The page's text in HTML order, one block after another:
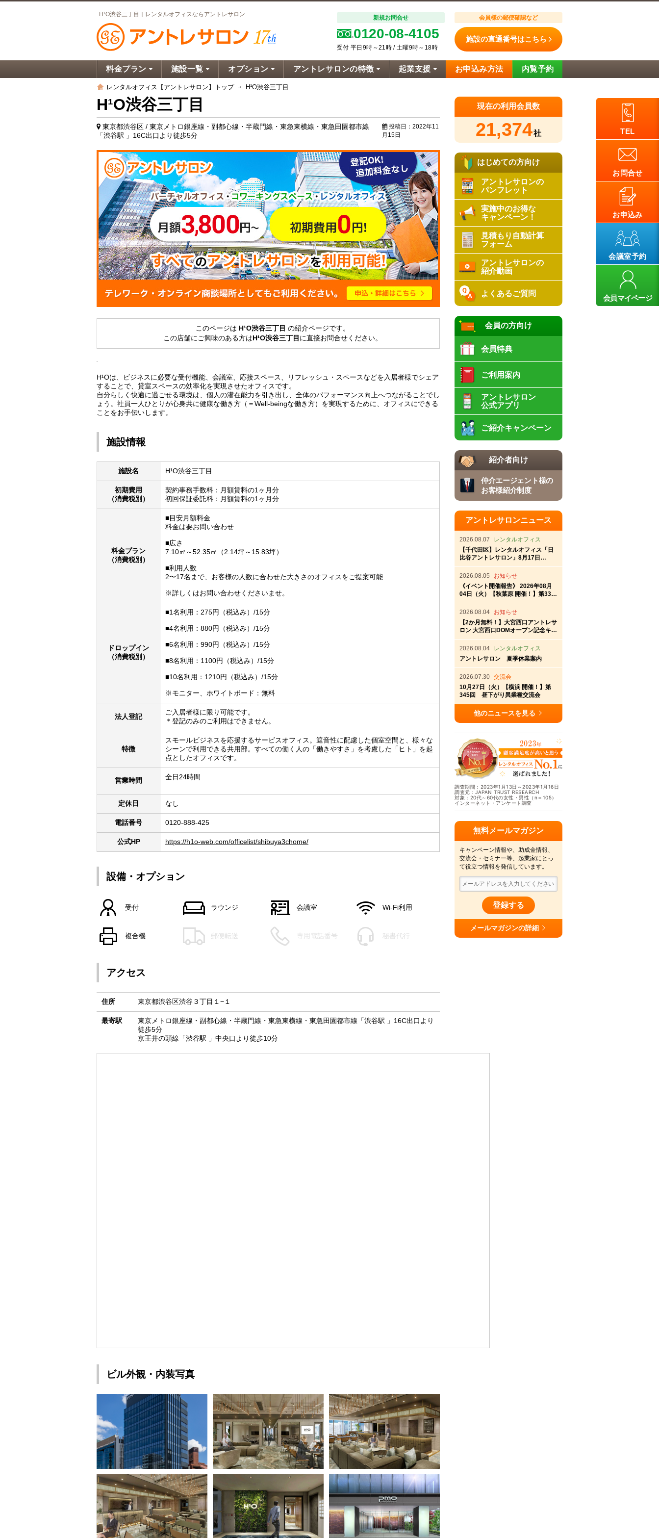
H¹O渋谷三丁目｜レンタルオフィスならアントレサロン 新規お問合せ
0120-08-4105
受付 平日9時～21時 / 土曜9時～18時
会員様の郵便確認など
施設の直通番号はこちら
料金プラン 施設一覧 オプション アントレサロンの特徴 起業支援 お申込み方法 内覧予約
レンタルオフィス【アントレサロン】トップ H¹O渋谷三丁目
H¹O渋谷三丁目
東京都渋谷区 / 東京メトロ銀座線・副都心線・半蔵門線・東急東横線・東急田園都市線
「渋谷駅 」16C出口より徒歩5分
投稿日：2022年11
月15日
このページは H¹O渋谷三丁目 の紹介ページです。
この店舗にご興味のある方は H¹O渋谷三丁目 に直接お問合せください。
H¹Oは、ビジネスに必要な受付機能、会議室、応接スペース、リフレッシュ・スペースなどを入居者様でシェア
することで、貸室スペースの効率化を実現させたオフィスです。
自分らしく快適に過ごせる環境は、個人の潜在能力を引き出し、全体のパフォーマンス向上へつながることでし
ょう。社員一人ひとりが心身共に健康な働き方（＝Well-beingな働き方）を実現するために、オフィスにできる
ことをお手伝いします。
施設情報
施設名 H¹O渋谷三丁目
初期費用
（消費税別）
契約事務手数料：月額賃料の1ヶ月分
初回保証委託料：月額賃料の1ヶ月分
料金プラン
（消費税別）
■目安月額料金
料金は要お問い合わせ
■広さ
7.10㎡～52.35㎡（2.14坪～15.83坪）
■利用人数
2〜17名まで、お客様の人数に合わせた大きさのオフィスをご提案可能
※詳しくはお問い合わせくださいませ。
ドロップイン
（消費税別）
■1名利用：275円（税込み）/15分
■4名利用：880円（税込み）/15分
■6名利用：990円（税込み）/15分
■8名利用：1100円（税込み）/15分
■10名利用：1210円（税込み）/15分
※モニター、ホワイトボード：無料
法人登記
ご入居者様に限り可能です。
＊登記のみのご利用はできません。
特徴
スモールビジネスを応援するサービスオフィス。遮音性に配慮した個室空間と、様々な
シーンで利用できる共用部。すべての働く人の「働きやすさ」を考慮した「ヒト」を起
点としたオフィスです。
営業時間 全日24時間
定休日 なし
電話番号 0120-888-425
公式HP https://h1o-web.com/officelist/shibuya3chome/
設備・オプション
受付 ラウンジ 会議室 Wi-Fi利用
複合機 郵便転送 専用電話番号 秘書代行
アクセス
住所 東京都渋谷区渋谷３丁目１−１
最寄駅
東京メトロ銀座線・副都心線・半蔵門線・東急東横線・東急田園都市線「渋谷駅 」16C出口より
徒歩5分
京王井の頭線「渋谷駅 」中央口より徒歩10分
ビル外観・内装写真
現在の利用会員数
21,374社
はじめての方向け
アントレサロンの
パンフレット
実施中のお得な
キャンペーン！
見積もり自動計算
フォーム
アントレサロンの
紹介動画
よくあるご質問
会員の方向け
会員特典
ご利用案内
アントレサロン
公式アプリ
ご紹介キャンペーン
紹介者向け
仲介エージェント様の
お客様紹介制度
アントレサロンニュース
2026.08.07
レンタルオフィス
【千代田区】レンタルオフィス「日
比谷アントレサロン」8月17日
（月）OPEN！
2026.08.05
お知らせ
《イベント開催報告》 2026年08月
04日（火）【秋葉原 開催！】第337
回秋葉原アントレ交流会
2026.08.04
お知らせ
【2か月無料！】大宮西口アントレサ
ロン 大宮西口DOMオープン記念キャ
ンペーン
2026.08.04
レンタルオフィス
アントレサロン 夏季休業案内
2026.07.30 交流会
10月27日（火）【横浜 開催！】第
345回 昼下がり異業種交流会
他のニュースを見る
調査期間：2023年1月13日～2023年1月16日
調査元：JAPAN TRUST RESEARCH
対象：20代～60代の女性・男性（n＝105）
インターネット・アンケート調査
無料メールマガジン
キャンペーン情報や、助成金情報、
交流会・セミナー等、起業家にとっ
て役立つ情報を発信しています。
登録する
メールマガジンの詳細
TEL
お問合せ
お申込み
会議室予約
会員マイページ